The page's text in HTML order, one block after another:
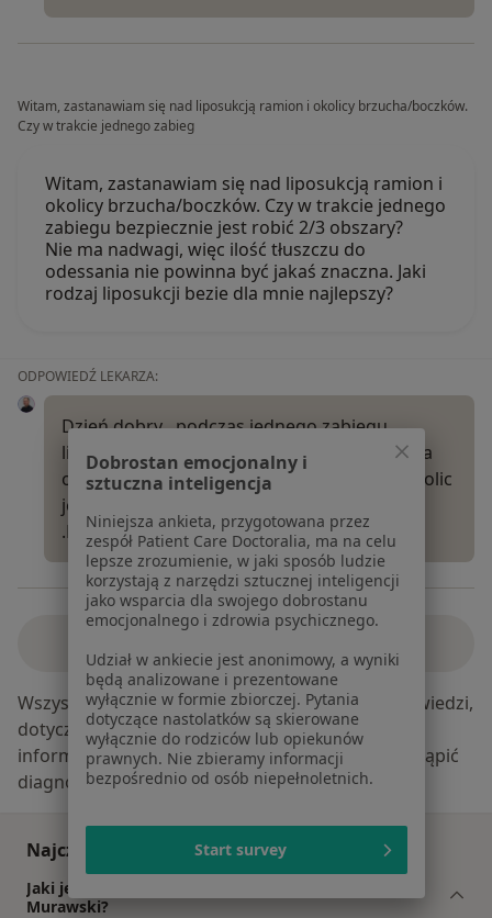
Witam, zastanawiam się nad liposukcją ramion i okolicy brzucha/boczków.
Czy w trakcie jednego zabieg
Witam, zastanawiam się nad liposukcją ramion i
okolicy brzucha/boczków. Czy w trakcie jednego
zabiegu bezpiecznie jest robić 2/3 obszary?
Nie ma nadwagi, więc ilość tłuszczu do
odessania nie powinna być jakaś znaczna. Jaki
rodzaj liposukcji bezie dla mnie najlepszy?
ODPOWIEDŹ LEKARZA:
Dzień dobry , podczas jednego zabiegu
liposukcji można maksymalnie wykonać dwa
obszary . Zdarza się czasami odsysanie 3 okolic
jeśli okolice zabiegowe nie są zbyt duże .
.Maksymalna ilość tłuszczu…Więcej
Wszystkie treści, w szczególności pytania i odpowiedzi,
dotyczące tematyki medycznej mają charakter
informacyjny i w żadnym wypadku nie mogą zastąpić
diagnozy medycznej.
Najczęściej zadawane pytania
Jaki jest zakres porad oferowanych przez Marek
Murawski?
Dobrostan emocjonalny i
sztuczna inteligencja
Niniejsza ankieta, przygotowana przez
zespół Patient Care Doctoralia, ma na celu
lepsze zrozumienie, w jaki sposób ludzie
korzystają z narzędzi sztucznej inteligencji
jako wsparcia dla swojego dobrostanu
emocjonalnego i zdrowia psychicznego.
Udział w ankiecie jest anonimowy, a wyniki
będą analizowane i prezentowane
wyłącznie w formie zbiorczej. Pytania
dotyczące nastolatków są skierowane
wyłącznie do rodziców lub opiekunów
prawnych. Nie zbieramy informacji
bezpośrednio od osób niepełnoletnich.
Start survey